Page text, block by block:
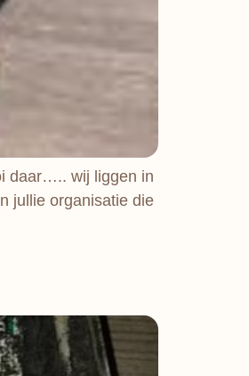
daar….. wij liggen in
jullie organisatie die